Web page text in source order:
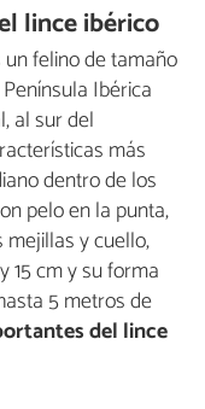
lince ibérico
felino de tamaño
Ibérica
al sur del
más
dentro de los
pelo en la punta,
y cuello,
15 cm y su forma
5 metros de
del lince